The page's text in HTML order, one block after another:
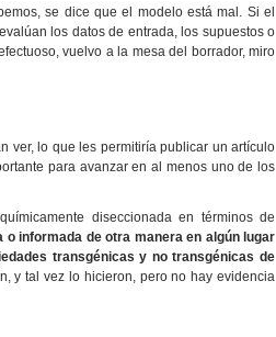
se dice que el modelo está mal. Si el
los datos de entrada, los supuestos o
vuelvo a la mesa del borrador, miro
ver, lo que les permitiría publicar un artículo
para avanzar en al menos uno de los
diseccionada en términos de
o informada de otra manera en algún lugar
transgénicas y no transgénicas de
y tal vez lo hicieron, pero no hay evidencia